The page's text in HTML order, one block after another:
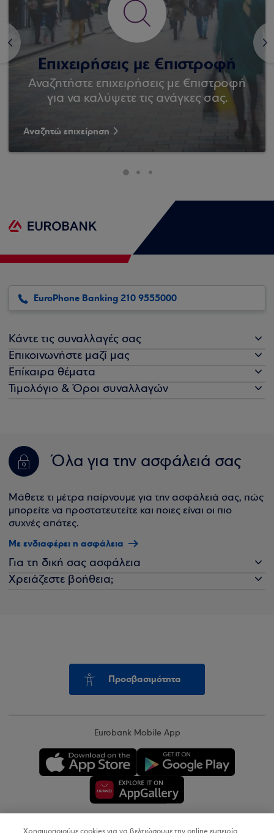
<
Επιχειρήσεις με €πιστροφή
Αναζητήστε επιχειρήσεις με €πιστροφή
για να καλύψετε τις ανάγκες σας.
Αναζητώ επιχείρηση
>
EuroPhone Banking 210 9555000
Κάντε τις συναλλαγές σας
Επικοινωνήστε μαζί μας
Επίκαιρα θέματα
Τιμολόγιο & Όροι συναλλαγών
Όλα για την ασφάλειά σας
Μάθετε τι μέτρα παίρνουμε για την ασφάλειά σας, πώς
μπορείτε να προστατευτείτε και ποιες είναι οι πιο
συχνές απάτες.
Με ενδιαφέρει η ασφάλεια
Για τη δική σας ασφάλεια
Χρειάζεστε βοήθεια;
Προσβασιμότητα
Eurobank Mobile App